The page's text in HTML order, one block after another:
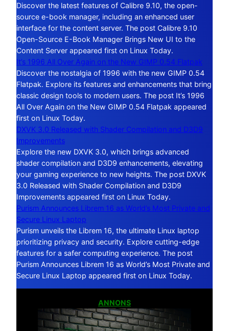
Discover the latest features of Calibre 9.10, the open-
source e-book manager, including an enhanced user
interface for the content server. The post Calibre 9.10
Open-Source E-Book Manager Brings New UI to the
Content Server appeared first on Linux Today.
It’s 1996 All Over Again on the New GIMP 0.54 Flatpak
Discover the nostalgia of 1996 with the new GIMP 0.54
Flatpak. Explore its features and enhancements that bring
classic design tools to modern users. The post It’s 1996
All Over Again on the New GIMP 0.54 Flatpak appeared
first on Linux Today.
DXVK 3.0 Released with Shader Compilation and D3D9
Improvements
Explore the new DXVK 3.0, which brings advanced
shader compilation and D3D9 enhancements, elevating
your gaming experience to new heights. The post DXVK
3.0 Released with Shader Compilation and D3D9
Improvements appeared first on Linux Today.
Purism Announces Librem 16 as World’s Most Private and
Secure Linux Laptop
Purism unveils the Librem 16, the ultimate Linux laptop
prioritizing privacy and security. Explore cutting-edge
features for a safer computing experience. The post
Purism Announces Librem 16 as World’s Most Private and
Secure Linux Laptop appeared first on Linux Today.
ANNONS